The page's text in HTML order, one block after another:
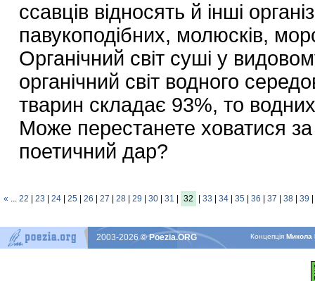
ссавців відносять й інші
павукоподібних, молюсків,
Органічний світ суші у
органічний світ водного
тварин складає 93%, то
Може перестанете ховатися
поетичний дар?
« ... 22 23 24 25 26 27 28 29 30 31 32 33 34 35 36 37 38 39
КонцепцiяМикола
2003-2026© Poezia.ORG